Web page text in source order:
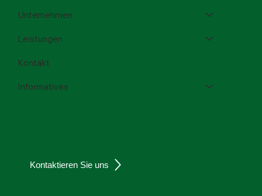
Unternehmen
Leistungen
Kontakt
Informatives
Kontaktieren Sie uns